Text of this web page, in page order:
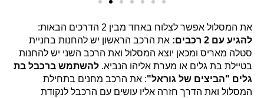
את המסלול אפשר לצלוח באחד מבין 2 הדרכים הבאות:
להגיע עם 2 רכבים:
את הרכב הראשון יש להחנות בחניית
סטלה מאריס ומכאן יוצא המסלול ואת הרכב השני יש להחנות
בטיילת בת גלים או מערת אליהו הנביא. להשתמש ברכבל בת
גלים "הביצים של גוראל": את הרכב מחנים בתחילת
המסלול ואת הדרך חזרה אליו עושים עם הרכבל לנקודת